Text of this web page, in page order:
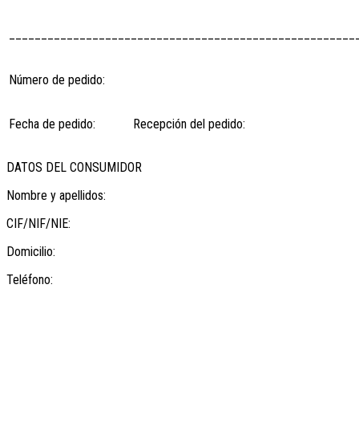
Número de pedido:
Fecha de pedido: Recepción del pedido:
DATOS DEL CONSUMIDOR
Nombre y apellidos:
CIF/NIF/NIE:
Domicilio:
Teléfono: